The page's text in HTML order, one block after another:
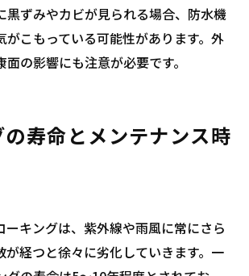
黒ずみやカビが見られる場合、防水機
がこもっている可能性があります。外
の影響にも注意が必要です。
の寿命とメンテナンス時
ーキングは、紫外線や雨風に常にさら
が経つと徐々に劣化していきます。一